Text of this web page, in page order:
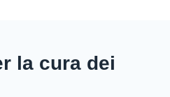
la cura dei